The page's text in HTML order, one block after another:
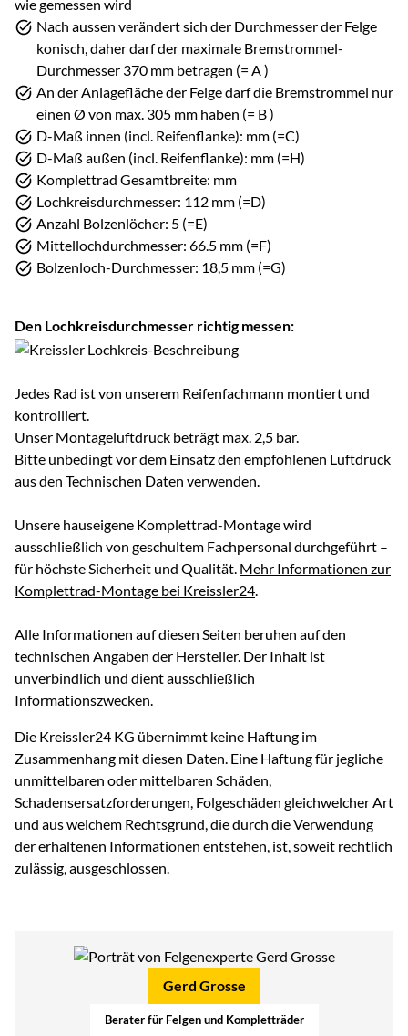
Nach aussen verändert sich der Durchmesser der Felge
konisch, daher darf der maximale Bremstrommel-
Durchmesser 370 mm betragen (= A )
An der Anlagefläche der Felge darf die Bremstrommel nur
einen Ø von max. 305 mm haben (= B )
D-Maß innen (incl. Reifenflanke): mm (=C)
D-Maß außen (incl. Reifenflanke): mm (=H)
Komplettrad Gesamtbreite: mm
Lochkreisdurchmesser: 112 mm (=D)
Anzahl Bolzenlöcher: 5 (=E)
Mittellochdurchmesser: 66.5 mm (=F)
Bolzenloch-Durchmesser: 18,5 mm (=G)
Den Lochkreisdurchmesser richtig messen:
Jedes Rad ist von unserem Reifenfachmann montiert und
kontrolliert.
Unser Montageluftdruck beträgt max. 2,5 bar.
Bitte unbedingt vor dem Einsatz den empfohlenen Luftdruck
aus den Technischen Daten verwenden.
Unsere hauseigene Komplettrad-Montage wird
ausschließlich von geschultem Fachpersonal durchgeführt –
für höchste Sicherheit und Qualität. Mehr Informationen zur
Komplettrad-Montage bei Kreissler24.
Alle Informationen auf diesen Seiten beruhen auf den
technischen Angaben der Hersteller. Der Inhalt ist
unverbindlich und dient ausschließlich
Informationszwecken.
Die Kreissler24 KG übernimmt keine Haftung im
Zusammenhang mit diesen Daten. Eine Haftung für jegliche
unmittelbaren oder mittelbaren Schäden,
Schadensersatzforderungen, Folgeschäden gleichwelcher Art
und aus welchem Rechtsgrund, die durch die Verwendung
der erhaltenen Informationen entstehen, ist, soweit rechtlich
zulässig, ausgeschlossen.
Gerd Grosse
Berater für Felgen und Kompletträder